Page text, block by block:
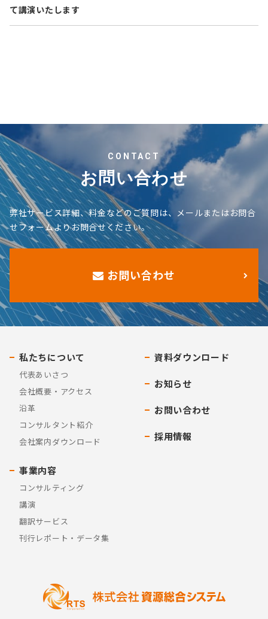
て講演いたします
CONTACT
お問い合わせ
弊社サービス詳細、料金などのご質問は、メールまたはお問合
せフォームよりお問合せください。
お問い合わせ
私たちについて
代表あいさつ
会社概要・アクセス
沿革
コンサルタント紹介
会社案内ダウンロード
事業内容
コンサルティング
講演
翻訳サービス
刊行レポート・データ集
資料ダウンロード
お知らせ
お問い合わせ
採用情報